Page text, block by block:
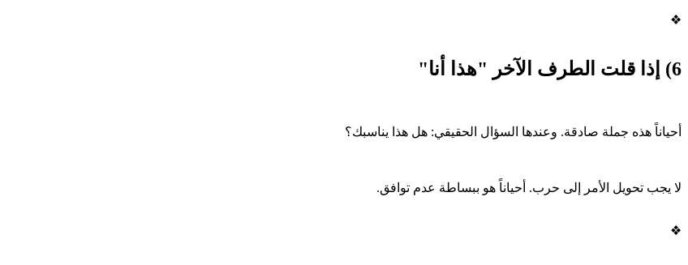
❖
6) إذا قلت الطرف الآخر "هذا أنا"
أحياناً هذه جملة صادقة. وعندها السؤال الحقيقي: هل هذا يناسبك؟
لا يجب تحويل الأمر إلى حرب. أحياناً هو ببساطة عدم توافق.
❖